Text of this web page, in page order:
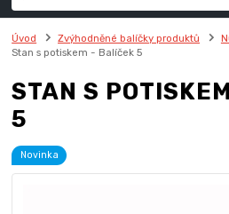
Úvod Zvýhodněné balíčky produktů
Stan s potiskem - Balíček 5
STAN S
5
Novinka